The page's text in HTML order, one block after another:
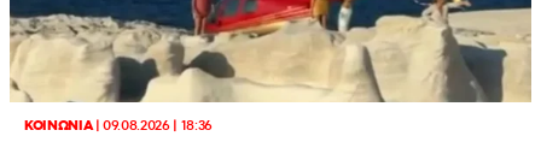
ΚΟΙΝΩΝΙΑ|09.08.2026 | 18:36